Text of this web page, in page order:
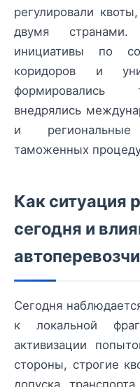
регулировали
двумя странами.
инициативы по
коридоров и
формировались
внедрялись
и
таможенных
Как ситуация
сегодня и
Сегодня
к локальной
активизации
стороны, строгие
допуска